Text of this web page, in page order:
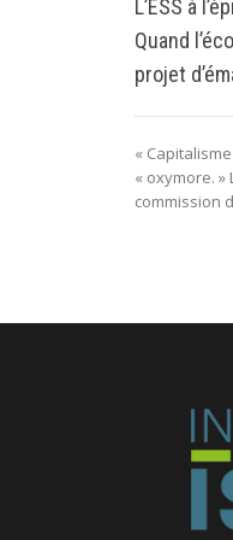
L’ESS à
Quand
projet
«
« oxymore.
commission